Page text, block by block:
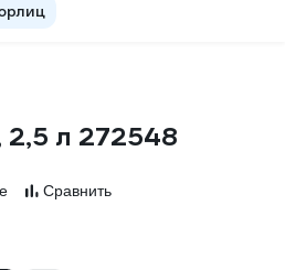
2,5 л 272548
Сравнить